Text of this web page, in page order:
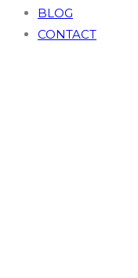
BLOG
CONTACT